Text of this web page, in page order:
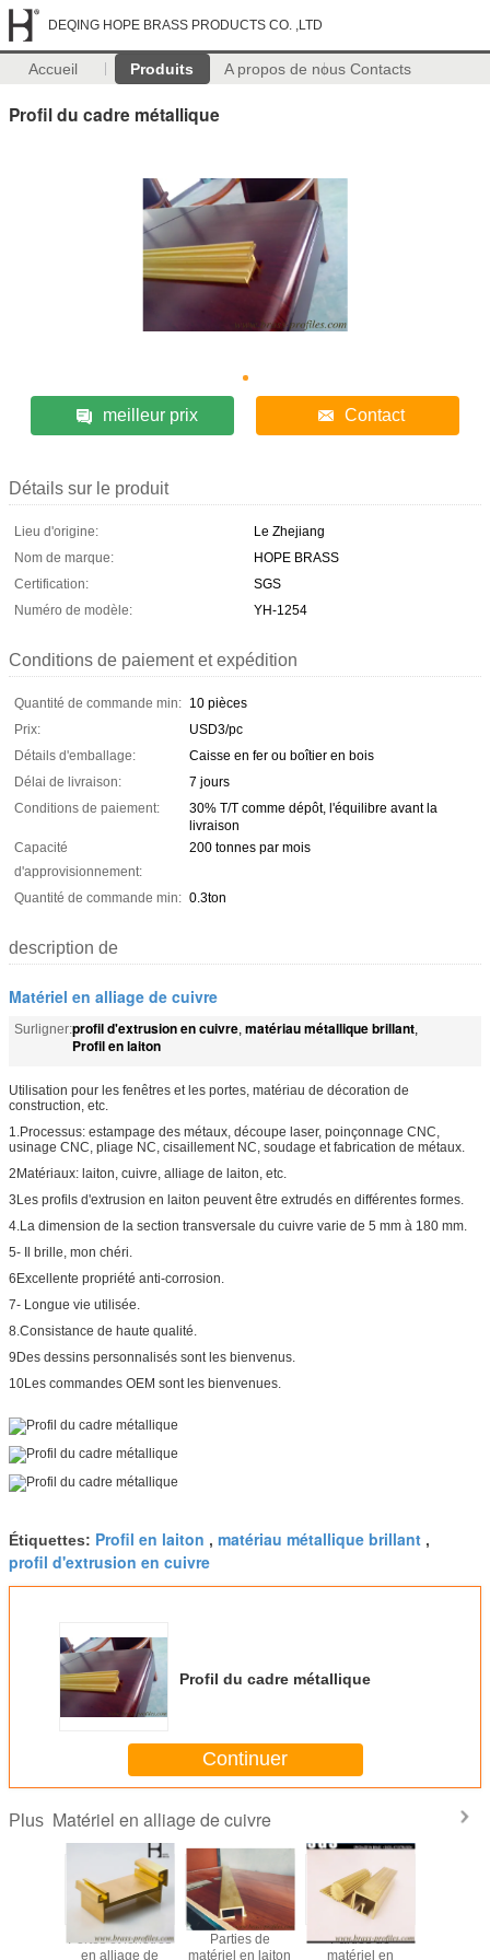
DEQING HOPE BRASS PRODUCTS CO. ,LTD
Accueil Produits A propos de nous Contacts
Profil du cadre métallique
meilleur prix Contact
Détails sur le produit
Lieu d'origine:
Le Zhejiang
Nom de marque:
HOPE BRASS
Certification:
SGS
Numéro de modèle:
YH-1254
Conditions de paiement et expédition
Quantité de commande min: 10 pièces
Prix:
USD3/pc
Détails d'emballage:
Caisse en fer ou boîtier en bois
Délai de livraison:
7 jours
Conditions de paiement:
30% T/T comme dépôt, l'équilibre avant la
livraison
Capacité
d'approvisionnement:
200 tonnes par mois
Quantité de commande min: 0.3ton
description de
Matériel en alliage de cuivre
Surligner:profil d'extrusion en cuivre, matériau métallique brillant,
Profil en laiton
Utilisation pour les fenêtres et les portes, matériau de décoration de
construction, etc.
1.Processus: estampage des métaux, découpe laser, poinçonnage CNC,
usinage CNC, pliage NC, cisaillement NC, soudage et fabrication de métaux.
2Matériaux: laiton, cuivre, alliage de laiton, etc.
3Les profils d'extrusion en laiton peuvent être extrudés en différentes formes.
4.La dimension de la section transversale du cuivre varie de 5 mm à 180 mm.
5- Il brille, mon chéri.
6Excellente propriété anti-corrosion.
7- Longue vie utilisée.
8.Consistance de haute qualité.
9Des dessins personnalisés sont les bienvenus.
10Les commandes OEM sont les bienvenues.
Étiquettes: Profil en laiton , matériau métallique brillant ,
profil d'extrusion en cuivre
Profil du cadre métallique
Continuer
Plus Matériel en alliage de cuivre
Portes et fenêtres
en alliage de
Parties de
matériel en laiton
Parties de
matériel en